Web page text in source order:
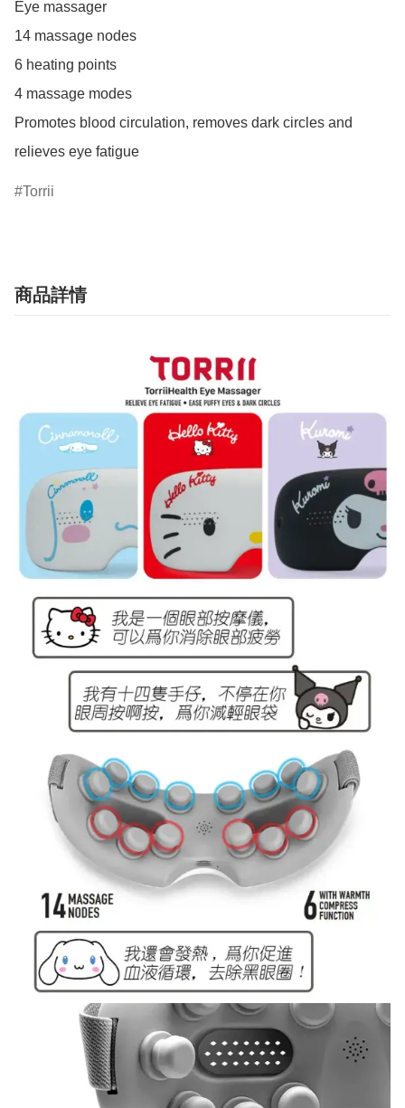
Eye massager
14 massage nodes
6 heating points
4 massage modes
Promotes blood circulation, removes dark circles and
relieves eye fatigue
Torrii
商品詳情